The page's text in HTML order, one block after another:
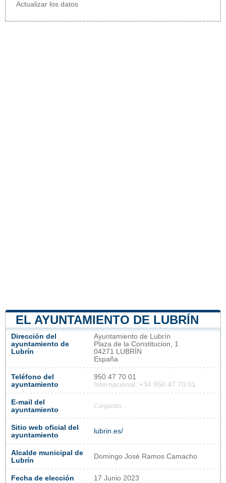
Actualizar los datos
EL AYUNTAMIENTO DE LUBRÍN
Dirección del
ayuntamiento de
Lubrín
Ayuntamiento de Lubrín
Plaza de la Constitucion, 1
04271 LUBRÍN
España
Teléfono del
ayuntamiento
950 47 70 01
Internacional: +34 950 47 70 01
E-mail del
ayuntamiento
Cargando...
Sitio web oficial del
ayuntamiento
lubrin.es/
Alcalde municipal de
Lubrín
Domingo José Ramos Camacho
Fecha de elección 17 Junio 2023